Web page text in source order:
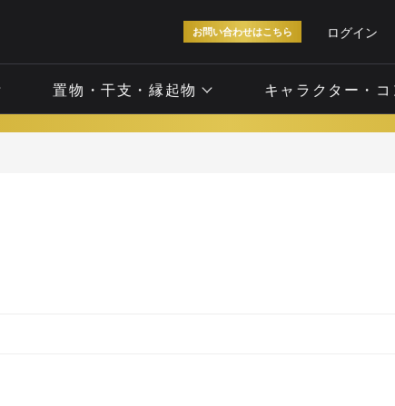
お問い合わせはこちら ログイン
置物・干支・縁起物 キャラクター・コ